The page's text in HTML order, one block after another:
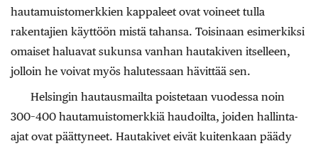
hautamuistomerkkien kappaleet ovat voineet tulla
rakentajien käyttöön mistä tahansa. Toisinaan esimerkiksi
omaiset haluavat sukunsa vanhan hautakiven itselleen,
jolloin he voivat myös halutessaan hävittää sen.
Helsingin hautausmailta poistetaan vuodessa noin
300–400 hautamuistomerkkiä haudoilta, joiden hallinta-
ajat ovat päättyneet. Hautakivet eivät kuitenkaan päädy